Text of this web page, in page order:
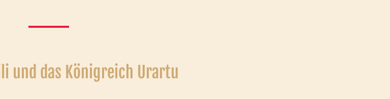
und das Königreich Urartu